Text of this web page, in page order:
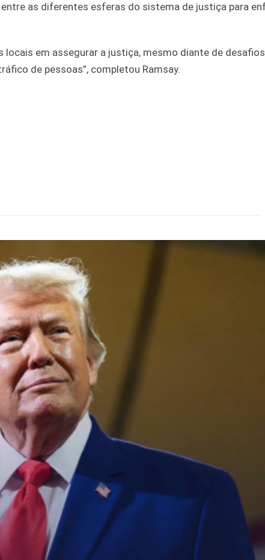
as diferentes esferas do sistema de justiça para
locais em assegurar a justiça, mesmo diante de
de pessoas”, completou Ramsay.